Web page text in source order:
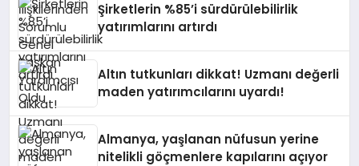
Şirketlerin %85’i sürdürülebilirlik
yatırımlarını artırdı
Altın tutkunları dikkat! Uzmanı değerli
maden yatırımcılarını uyardı!
Almanya, yaşlanan nüfusun yerine
nitelikli göçmenlere kapılarını açıyor